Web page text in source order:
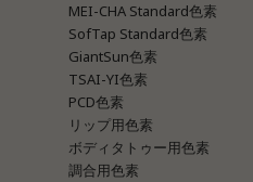
MEI-CHA Standard色素
SofTap Standard色素
GiantSun色素
TSAI-YI色素
PCD色素
リップ用色素
ボディタトゥー用色素
調合用色素